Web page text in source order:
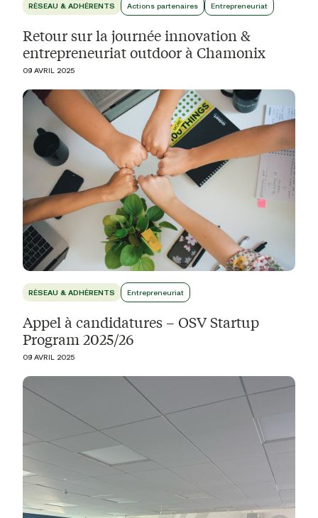
RÉSEAU & ADHÉRENTS Actions partenaires Entrepreneuriat
Retour sur la journée innovation &
entrepreneuriat outdoor à Chamonix
09 AVRIL 2025
RÉSEAU & ADHÉRENTS Entrepreneuriat
Appel à candidatures – OSV Startup
Program 2025/26
09 AVRIL 2025